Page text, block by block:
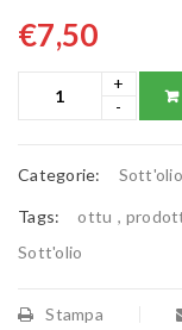
€7,50
Categorie:
Tags: ottu ,
Sott'olio
Stampa